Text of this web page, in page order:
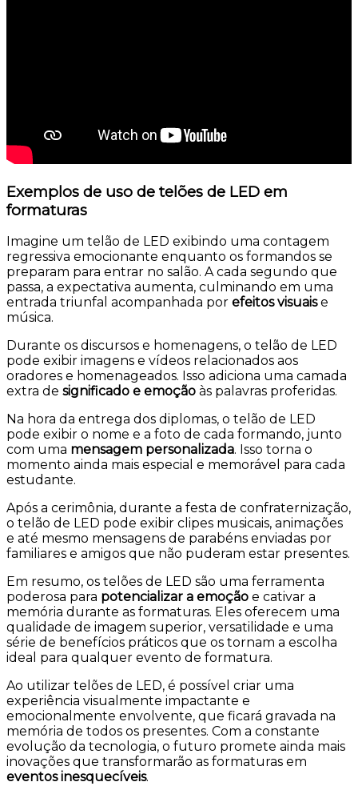
Exemplos de uso de telões de LED em
formaturas
Imagine um telão de LED exibindo uma contagem
regressiva emocionante enquanto os formandos se
preparam para entrar no salão. A cada segundo que
passa, a expectativa aumenta, culminando em uma
entrada triunfal acompanhada por efeitos visuaise
música.
Durante os discursos e homenagens, o telão de LED
pode exibir imagens e vídeos relacionados aos
oradores e homenageados. Isso adiciona uma camada
extra de significado e emoção às palavras proferidas.
Na hora da entrega dos diplomas, o telão de LED
pode exibir o nome e a foto de cada formando, junto
com uma mensagem personalizada. Isso torna o
momento ainda mais especial e memorável para cada
estudante.
Após a cerimônia, durante a festa de confraternização,
o telão de LED pode exibir clipes musicais, animações
e até mesmo mensagens de parabéns enviadas por
familiares e amigos que não puderam estar presentes.
Em resumo, os telões de LED são uma ferramenta
poderosa para potencializar a emoção e cativar a
memória durante as formaturas. Eles oferecem uma
qualidade de imagem superior, versatilidade e uma
série de benefícios práticos que os tornam a escolha
ideal para qualquer evento de formatura.
Ao utilizar telões de LED, é possível criar uma
experiência visualmente impactante e
emocionalmente envolvente, que ficará gravada na
memória de todos os presentes. Com a constante
evolução da tecnologia, o futuro promete ainda mais
inovações que transformarão as formaturas em
eventos inesquecíveis.